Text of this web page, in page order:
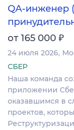
QA-инженер
от 165 000 ₽
24 июля 2026
СБЕР
Наша команда
приложении
оказавшимся в
проектов,